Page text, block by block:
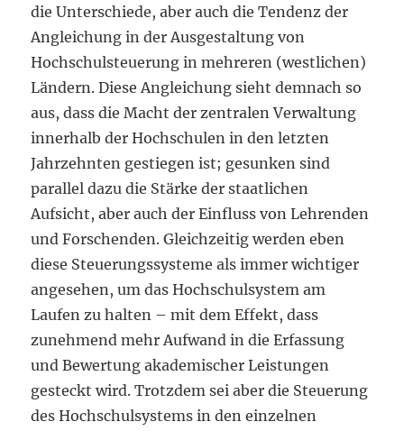
die Unterschiede, aber auch die Tendenz der
Angleichung in der Ausgestaltung von
Hochschulsteuerung in mehreren (westlichen)
Ländern. Diese Angleichung sieht demnach so
aus, dass die Macht der zentralen Verwaltung
innerhalb der Hochschulen in den letzten
Jahrzehnten gestiegen ist; gesunken sind
parallel dazu die Stärke der staatlichen
Aufsicht, aber auch der Einfluss von Lehrenden
und Forschenden. Gleichzeitig werden eben
diese Steuerungssysteme als immer wichtiger
angesehen, um das Hochschulsystem am
Laufen zu halten – mit dem Effekt, dass
zunehmend mehr Aufwand in die Erfassung
und Bewertung akademischer Leistungen
gesteckt wird. Trotzdem sei aber die Steuerung
des Hochschulsystems in den einzelnen